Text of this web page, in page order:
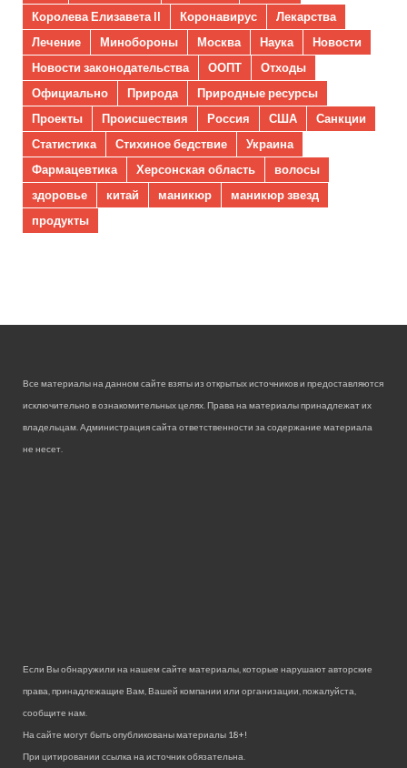
Королева Елизавета II
Коронавирус
Лекарства
Лечение
Минобороны Москва Наука
Новости
Новости законодательства
ООПТ
Отходы
Официально
Природа
Природные ресурсы
Проекты
Происшествия Россия США
Санкции
Статистика
Стихиное бедствие
Украина
Фармацевтика
Херсонская область
волосы
здоровье
китай маникюр
маникюр звезд
продукты
Все материалы на данном сайте взяты из открытых источников и предоставляются
исключительно в ознакомительных целях. Права на материалы принадлежат их
владельцам. Администрация сайта ответственности за содержание материала
не несет.
Если Вы обнаружили на нашем сайте материалы, которые нарушают авторские
права, принадлежащие Вам, Вашей компании или организации, пожалуйста,
сообщите нам.
На сайте могут быть опубликованы материалы 18+!
При цитировании ссылка на источник обязательна.